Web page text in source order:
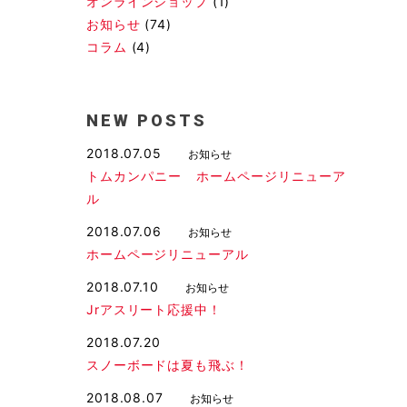
お知らせ (74)
コラム (4)
NEW POSTS
2018.07.05 お知らせ
トムカンパニー ホームページリニューア
ル
2018.07.06 お知らせ
ホームページリニューアル
2018.07.10 お知らせ
Jrアスリート応援中！
2018.07.20
スノーボードは夏も飛ぶ！
2018.08.07 お知らせ